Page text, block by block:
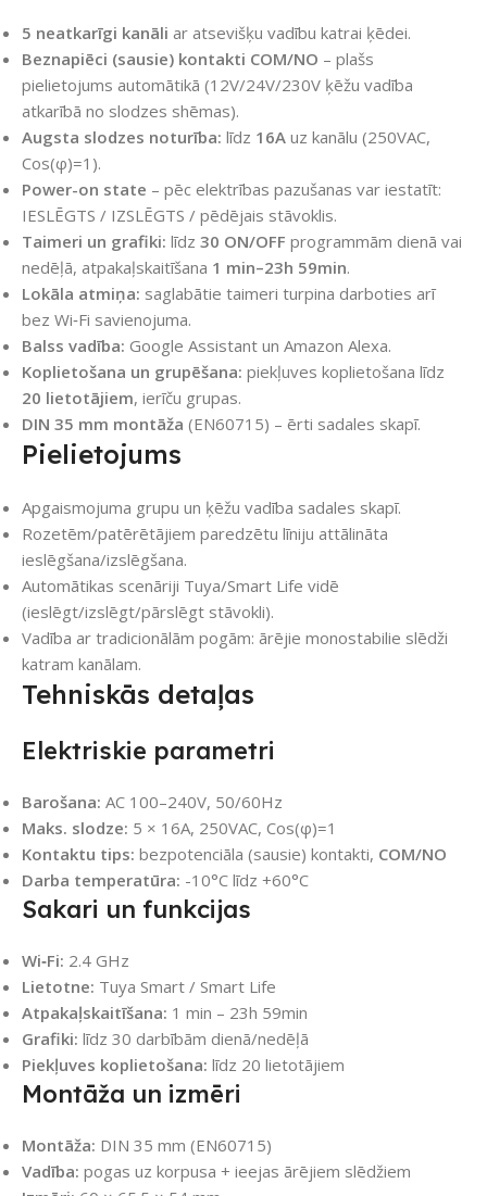
5 neatkarīgi kanāli ar atsevišķu vadību katrai ķēdei.
Beznapiēci (sausie) kontakti COM/NO – plašs
pielietojums automātikā (12V/24V/230V ķēžu vadība
atkarībā no slodzes shēmas).
Augsta slodzes noturība: līdz 16A uz kanālu (250VAC,
Cos(φ)=1).
Power-on state – pēc elektrības pazušanas var iestatīt:
IESLĒGTS / IZSLĒGTS / pēdējais stāvoklis.
Taimeri un grafiki: līdz 30 ON/OFF programmām dienā vai
nedēļā, atpakaļskaitīšana 1 min–23h 59min.
Lokāla atmiņa: saglabātie taimeri turpina darboties arī
bez Wi‑Fi savienojuma.
Balss vadība: Google Assistant un Amazon Alexa.
Koplietošana un grupēšana: piekļuves koplietošana līdz
20 lietotājiem, ierīču grupas.
DIN 35 mm montāža (EN60715) – ērti sadales skapī.
Pielietojums
Apgaismojuma grupu un ķēžu vadība sadales skapī.
Rozetēm/patērētājiem paredzētu līniju attālināta
ieslēgšana/izslēgšana.
Automātikas scenāriji Tuya/Smart Life vidē
(ieslēgt/izslēgt/pārslēgt stāvokli).
Vadība ar tradicionālām pogām: ārējie monostabilie slēdži
katram kanālam.
Tehniskās detaļas
Elektriskie parametri
Barošana: AC 100–240V, 50/60Hz
Maks. slodze: 5 × 16A, 250VAC, Cos(φ)=1
Kontaktu tips: bezpotenciāla (sausie) kontakti, COM/NO
Darba temperatūra: -10°C līdz +60°C
Sakari un funkcijas
Wi‑Fi: 2.4 GHz
Lietotne: Tuya Smart / Smart Life
Atpakaļskaitīšana: 1 min – 23h 59min
Grafiki: līdz 30 darbībām dienā/nedēļā
Piekļuves koplietošana: līdz 20 lietotājiem
Montāža un izmēri
Montāža: DIN 35 mm (EN60715)
Vadība: pogas uz korpusa + ieejas ārējiem slēdžiem